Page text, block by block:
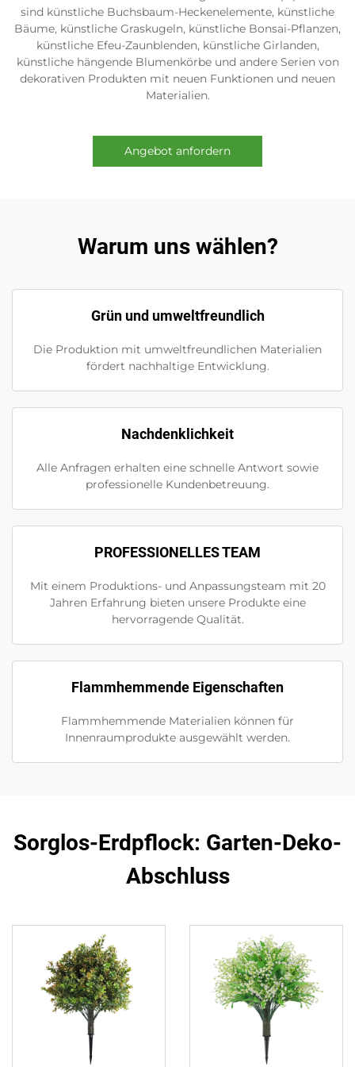
sind künstliche Buchsbaum-Heckenelemente, künstliche
Bäume, künstliche Graskugeln, künstliche Bonsai-Pflanzen,
künstliche Efeu-Zaunblenden, künstliche Girlanden,
künstliche hängende Blumenkörbe und andere Serien von
dekorativen Produkten mit neuen Funktionen und neuen
Materialien.
Angebot anfordern
Warum uns wählen?
Grün und umweltfreundlich
Die Produktion mit umweltfreundlichen Materialien
fördert nachhaltige Entwicklung.
Nachdenklichkeit
Alle Anfragen erhalten eine schnelle Antwort sowie
professionelle Kundenbetreuung.
PROFESSIONELLES TEAM
Mit einem Produktions- und Anpassungsteam mit 20
Jahren Erfahrung bieten unsere Produkte eine
hervorragende Qualität.
Flammhemmende Eigenschaften
Flammhemmende Materialien können für
Innenraumprodukte ausgewählt werden.
Sorglos-Erdpflock: Garten-Deko-
Abschluss